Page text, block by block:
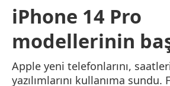
iPhone 14 Pro
modellerinin
Apple yeni telefonlarını,
yazılımlarını kullanıma sundu.